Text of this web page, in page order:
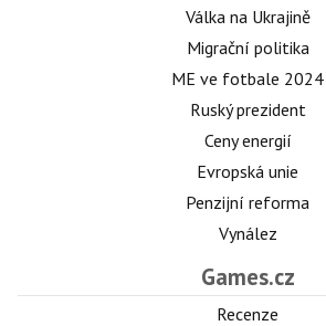
Válka na Ukrajině
Migrační politika
ME ve fotbale 2024
Ruský prezident
Ceny energií
Evropská unie
Penzijní reforma
Vynález
Games.cz
Recenze